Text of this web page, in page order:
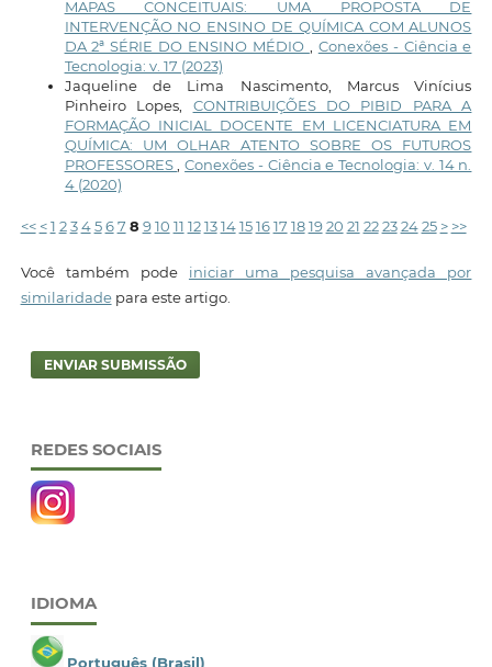
MAPAS CONCEITUAIS: UMA PROPOSTA DE
INTERVENÇÃO NO ENSINO DE QUÍMICA COM ALUNOS
DA 2ª SÉRIE DO ENSINO MÉDIO
Conexões - Ciência e
Tecnologia: v. 17 (2023)
Jaqueline de Lima Nascimento, Marcus Vinícius
Pinheiro Lopes, CONTRIBUIÇÕES DO PIBID PARA A
FORMAÇÃO INICIAL DOCENTE EM LICENCIATURA EM
QUÍMICA: UM OLHAR ATENTO SOBRE OS FUTUROS
PROFESSORES
,Conexões - Ciência e Tecnologia: v. 14 n.
4 (2020)
<< < 1 2 3 4 5 6 7 8 9 10 11 12 13 14 15 16 17 18 19 20 21 22 23 24 25 > >>
Você também pode iniciar uma pesquisa avançada por
similaridadepara este artigo.
ENVIAR SUBMISSÃO
REDES SOCIAIS
IDIOMA
Português (Brasil)